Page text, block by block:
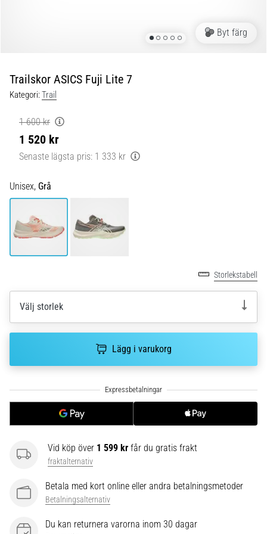
är
de
och
hur
genomförs
de?
testar
shuttle
snabbhet,
smidighet
och
utförs
det
korrekt,
var
9 min. läsning
Löparknä:
Orsaker,
behandling
och
förebyggande
Löparknä,
Byt färg
Trailskor ASICS Fuji Lite 7
Kategori:Trail
1 600 kr
1 520 kr
Senaste lägsta pris: 1 333 kr
Unisex, Grå
Storlekstabell
Välj storlek
Lägg i varukorg
Vid köp över 1 599 kr får du gratis frakt
fraktalternativ
Betala med kort online eller andra betalningsmetoder
Betalningsalternativ
Du kan returnera varorna inom 30 dagar